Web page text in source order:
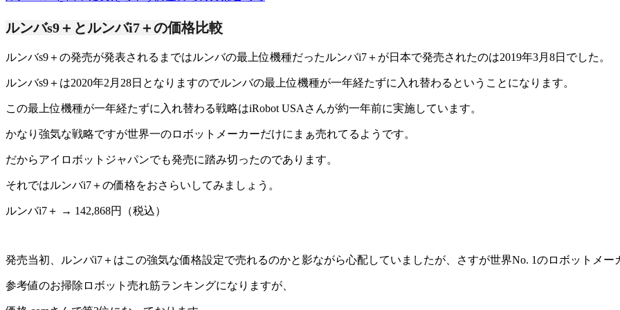
ルンバs9＋とルンバi7＋の価格比較
ルンバs9＋の発売が発表されるまではルンバの最上位機種だったルンバi7＋が日本で発売されたのは2019年3月8日でした。
ルンバs9＋は2020年2月28日となりますのでルンバの最上位機種が一年経たずに入れ替わるということになります。
この最上位機種が一年経たずに入れ替わる戦略はiRobot USAさんが約一年前に実施しています。
かなり強気な戦略ですが世界一のロボットメーカーだけにまぁ売れてるようです。
だからアイロボットジャパンでも発売に踏み切ったのであります。
それではルンバi7＋の価格をおさらいしてみましょう。
ルンバi7＋ → 142,868円（税込）
発売当初、ルンバi7＋はこの強気な価格設定で売れるのかと影ながら心配していましたが、さすが世界No. 1のロボットメー
参考値のお掃除ロボット売れ筋ランキングになりますが、